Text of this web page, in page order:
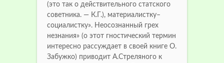
(это так о действительного статского
советника. — К.Г.), материалистку–
социалистку». Неосознанный грех
незнания» (о этот гностический термин
интересно рассуждает в своей книге О.
Забужко) приводит А.Стреляного к